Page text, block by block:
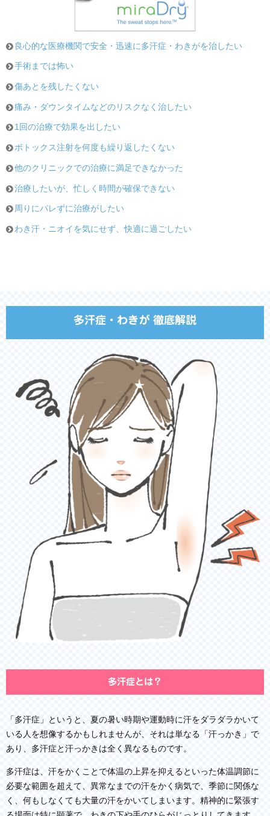
良心的な医療機関で安全・迅速に多汗症・わきがを治したい
手術までは怖い
傷あとを残したくない
痛み・ダウンタイムなどのリスクなく治したい
1回の治療で効果を出したい
ボトックス注射を何度も繰り返したくない
他のクリニックでの治療に満足できなかった
治療したいが、忙しく時間が確保できない
周りにパレずに治療がしたい
わき汗・ニオイを気にせず、快適に過ごしたい
多汗症・わきが 徹底解説
多汗症とは？
「多汗症」というと、夏の暑い時期や運動時に汗をダラダラかいて
いる人を想像するかもしれませんが、それは単なる「汗っかき」で
あり、多汗症と汗っかきは全く異なるものです。
多汗症は、汗をかくことで体温の上昇を抑えるといった体温調節に
必要な範囲を超えて、異常なまでの汗をかく病気で、季節に関係な
く、何もしなくても大量の汗をかいてしまいます。精神的に緊張す